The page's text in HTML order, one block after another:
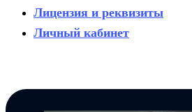
Лицензия и реквизиты
Личный кабинет